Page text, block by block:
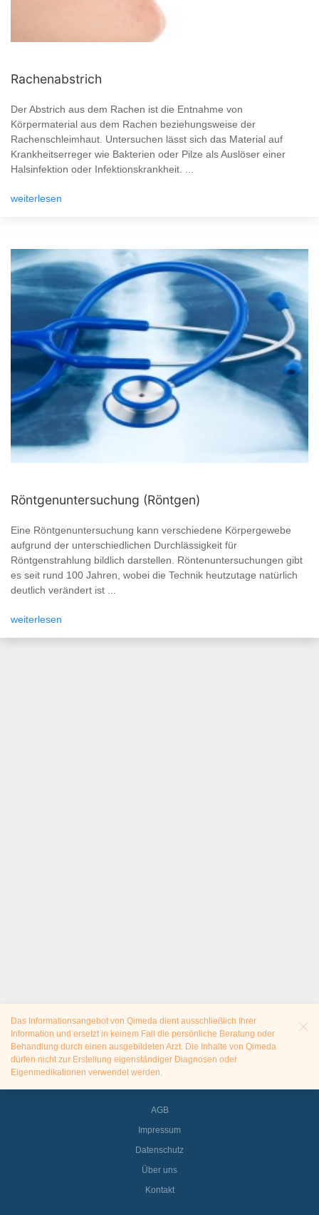
Rachenabstrich
Der Abstrich aus dem Rachen ist die Entnahme von
Körpermaterial aus dem Rachen beziehungsweise der
Rachenschleimhaut. Untersuchen lässt sich das Material auf
Krankheitserreger wie Bakterien oder Pilze als Auslöser einer
Halsinfektion oder Infektionskrankheit. ...
weiterlesen
Röntgenuntersuchung (Röntgen)
Eine Röntgenuntersuchung kann verschiedene Körpergewebe
aufgrund der unterschiedlichen Durchlässigkeit für
Röntgenstrahlung bildlich darstellen. Röntenuntersuchungen gibt
es seit rund 100 Jahren, wobei die Technik heutzutage natürlich
deutlich verändert ist ...
weiterlesen
Das Informationsangebot von Qimeda dient ausschließlich Ihrer
Information und ersetzt in keinem Fall die persönliche Beratung oder
Behandlung durch einen ausgebildeten Arzt. Die Inhalte von Qimeda
dürfen nicht zur Erstellung eigenständiger Diagnosen oder
Eigenmedikationen verwendet werden.
AGB
Impressum
Datenschutz
Über uns
Kontakt